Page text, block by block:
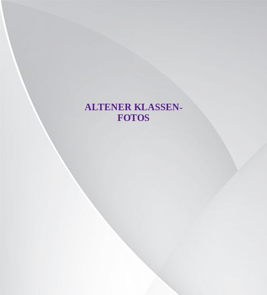
ALTENER KLASSEN-
FOTOS